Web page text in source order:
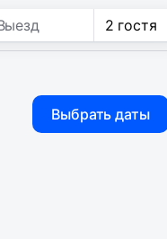
2 гостя
Выбрать даты